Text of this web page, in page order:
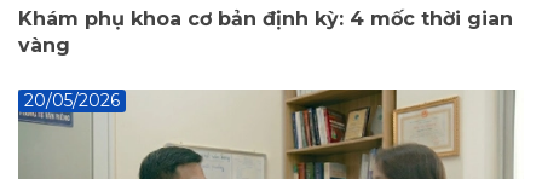
Khám phụ khoa cơ bản định kỳ: 4 mốc thời gian
vàng
20/05/2026